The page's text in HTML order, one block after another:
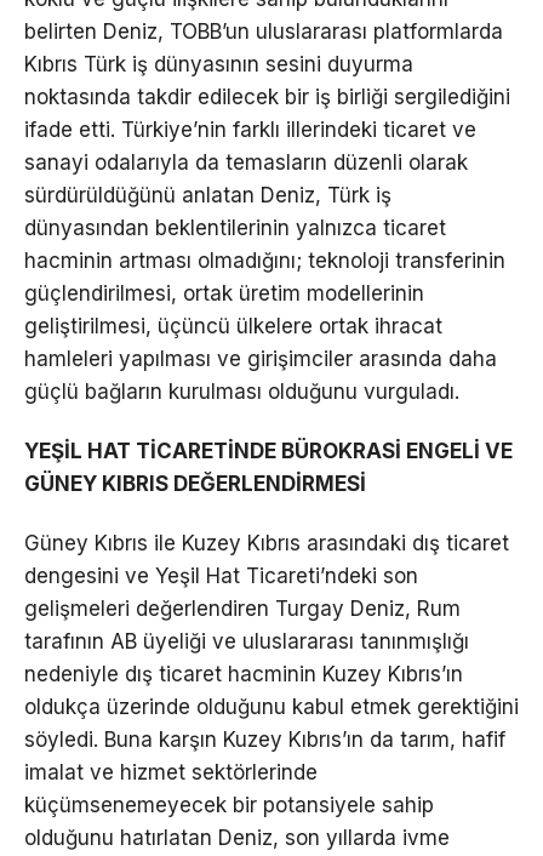
belirten Deniz, TOBB’un uluslararası platformlarda
Kıbrıs Türk iş dünyasının sesini duyurma
noktasında takdir edilecek bir iş birliği sergilediğini
ifade etti. Türkiye’nin farklı illerindeki ticaret ve
sanayi odalarıyla da temasların düzenli olarak
sürdürüldüğünü anlatan Deniz, Türk iş
dünyasından beklentilerinin yalnızca ticaret
hacminin artması olmadığını; teknoloji transferinin
güçlendirilmesi, ortak üretim modellerinin
geliştirilmesi, üçüncü ülkelere ortak ihracat
hamleleri yapılması ve girişimciler arasında daha
güçlü bağların kurulması olduğunu vurguladı.
YEŞİL HAT TİCARETİNDE BÜROKRASİ ENGELİ VE
GÜNEY KIBRIS DEĞERLENDİRMESİ
Güney Kıbrıs ile Kuzey Kıbrıs arasındaki dış ticaret
dengesini ve Yeşil Hat Ticareti’ndeki son
gelişmeleri değerlendiren Turgay Deniz, Rum
tarafının AB üyeliği ve uluslararası tanınmışlığı
nedeniyle dış ticaret hacminin Kuzey Kıbrıs’ın
oldukça üzerinde olduğunu kabul etmek gerektiğini
söyledi. Buna karşın Kuzey Kıbrıs’ın da tarım, hafif
imalat ve hizmet sektörlerinde
küçümsenemeyecek bir potansiyele sahip
olduğunu hatırlatan Deniz, son yıllarda ivme